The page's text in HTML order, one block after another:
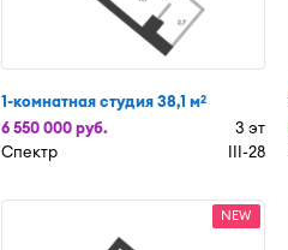
1-комнатная студия 38,1 м2
6 550 000 руб.
3 эт
Спектр
III-28
NEW